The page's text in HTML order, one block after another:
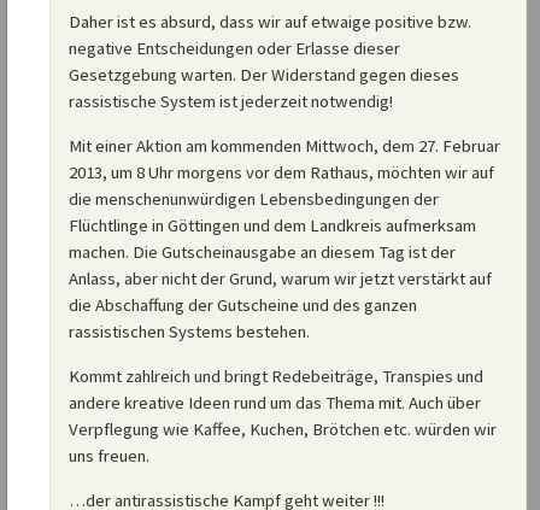
Daher ist es absurd, dass wir auf etwaige positive bzw.
negative Entscheidungen oder Erlasse dieser
Gesetzgebung warten. Der Widerstand gegen dieses
rassistische System ist jederzeit notwendig!
Mit einer Aktion am kommenden Mittwoch, dem 27. Februar
2013, um 8 Uhr morgens vor dem Rathaus, möchten wir auf
die menschenunwürdigen Lebensbedingungen der
Flüchtlinge in Göttingen und dem Landkreis aufmerksam
machen. Die Gutscheinausgabe an diesem Tag ist der
Anlass, aber nicht der Grund, warum wir jetzt verstärkt auf
die Abschaffung der Gutscheine und des ganzen
rassistischen Systems bestehen.
Kommt zahlreich und bringt Redebeiträge, Transpies und
andere kreative Ideen rund um das Thema mit. Auch über
Verpflegung wie Kaffee, Kuchen, Brötchen etc. würden wir
uns freuen.
…der antirassistische Kampf geht weiter !!!